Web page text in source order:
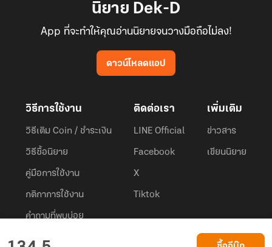
นิยาย Dek-D
App ที่จะทำให้คุณอ่านนิยายจนวางมือถือไม่ลง!
ดาวน์โหลดแอป
วิธีการใช้งาน
วิธีเติม Coin / ชำระเงิน
วิธีซื้อนิยาย
คู่มือการใช้งาน
กติกาการใช้งาน
คำถามที่พบบ่อย
ติดต่อเรา
LINE Official
Facebook
X
Tiktok
เพิ่มเติม
ข่าวสาร
เขียนนิยาย
Dek-D.com ใช้คุกกี้เพื่อพัฒนาประสบการณ์ของ ผู้ใช้ให้ดียิ่งขึ้น